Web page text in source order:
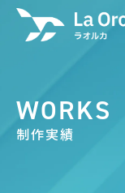
WORKS
制作実績